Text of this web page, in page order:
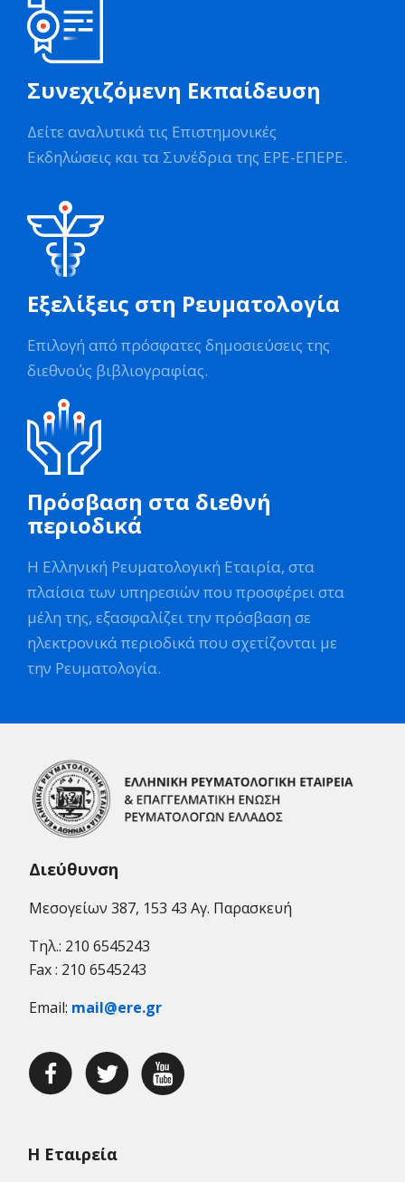
Συνεχιζόμενη Εκπαίδευση
Δείτε αναλυτικά τις Επιστημονικές
Εκδηλώσεις και τα Συνέδρια της ΕΡΕ-ΕΠΕΡΕ.
Εξελίξεις στη Ρευματολογία
Επιλογή από πρόσφατες δημοσιεύσεις της
διεθνούς βιβλιογραφίας.
Πρόσβαση στα διεθνή
περιοδικά
Η Ελληνική Ρευματολογική Εταιρία, στα
πλαίσια των υπηρεσιών που προσφέρει στα
μέλη της, εξασφαλίζει την πρόσβαση σε
ηλεκτρονικά περιοδικά που σχετίζονται με
την Ρευματολογία.
Διεύθυνση
Μεσογείων 387, 153 43 Αγ. Παρασκευή
Τηλ.: 210 6545243
Fax : 210 6545243
Email: mail@ere.gr
Η Εταιρεία